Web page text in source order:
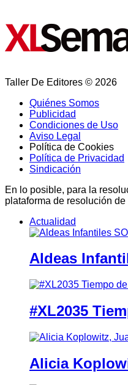
Taller De Editores © 2026
Quiénes Somos
Publicidad
Condiciones de Uso
Aviso Legal
Política de Cookies
Política de Privacidad
Sindicación
En lo posible, para la
plataforma de resolución
Actualidad
Aldeas
#XL2035
Alicia